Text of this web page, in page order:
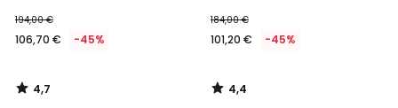
194,00 €
106,70 € -45%
4,7
/
184,00 €
101,20 € -45%
4,4
/